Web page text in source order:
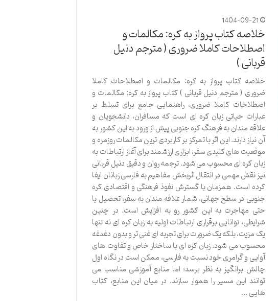
1404-09-21
خلاصه کتاب پرواز به کره: مکالمات و
اصطلاحات کاملا ضروری ( مترجم دنیل
قربانی )
خلاصه کتاب پرواز به کره: مکالمات و اصطلاحات کاملا
ضروری ( مترجم دنیل قربانی ) کتاب پرواز به کره: مکالمات و
اصطلاحات کاملا ضروری، راهنمایی جامع برای تسلط بر
عبارات حیاتی زبان کره ای است که مسافران، دانشجویان و
علاقه مندان به فرهنگ کره جنوبی پیش از ورود به این کشور به
آن نیاز دارند. این اثر با تمرکز بر کاربردی ترین مکالمات روزمره و
موقعیت های کلیدی سفر، ابزاری ارزشمند برای آغاز ارتباطات به
زبان کره ای محسوب می شود. ترجمه روان و دقیق دنیل قربانی
نیز نقش مهمی در انتقال اثربخش مفاهیم به فارسی زبانان ایفا
کرده است. همزمان با گسترش نفوذ فرهنگی و اقتصادی کره
جنوبی در سطح جهانی، شمار علاقه مندان به سفر، تحصیل یا
حتی مهاجرت به این کشور رو به افزایش است. در چنین
شرایطی، توانایی برقراری ارتباطات اولیه به زبان کره ای نه تنها
یک مزیت، بلکه یک ضرورت برای تجربه ای غنی تر و بدون دغدغه
محسوب می شود. زبان کره ای با ساختار خاص و تفاوت های
آوایی و گرامری خود نسبت به فارسی، ممکن است در نگاه اول
چالش برانگیز به نظر برسد؛ اما منابع آموزشی مناسب می
توانند این مسیر را هموار سازند. در میان این منابع، کتاب
هایی …